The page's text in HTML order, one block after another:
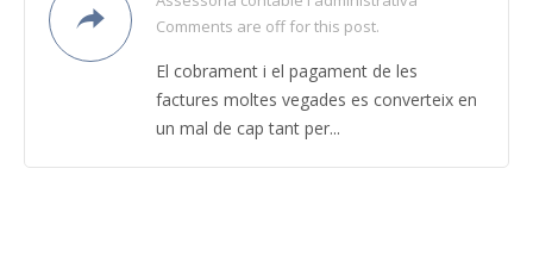
Comments are off for this post.
El cobrament i el pagament de les
factures moltes vegades es converteix en
un mal de cap tant per...